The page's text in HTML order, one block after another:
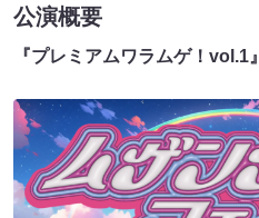
公演概要
『プレミアムワラムゲ！vol.1』